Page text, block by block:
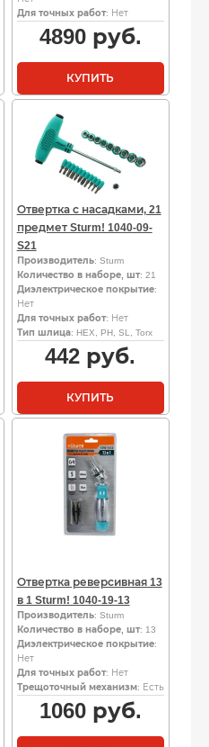
Для точных работ: Нет
4890руб.
КУПИТЬ
Отвертка с насадками, 21
предмет Sturm! 1040-09-
S21
Производитель: Sturm
Количество в наборе, шт: 21
Диэлектрическое покрытие:
Нет
Для точных работ: Нет
Тип шлица: HEX, PH, SL, Torx
442 руб.
КУПИТЬ
Отвертка реверсивная 13
в 1 Sturm! 1040-19-13
Производитель: Sturm
Количество в наборе, шт: 13
Диэлектрическое покрытие:
Нет
Для точных работ: Нет
Трещоточный механизм: Есть
1060руб.